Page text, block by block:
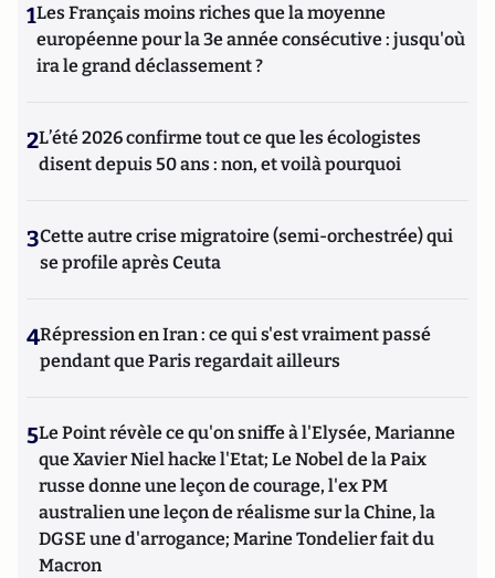
1Les Français moins riches que la moyenne
européenne pour la 3e année consécutive : jusqu'où
ira le grand déclassement ?
2L’été 2026 confirme tout ce que les écologistes
disent depuis 50 ans : non, et voilà pourquoi
3Cette autre crise migratoire (semi-orchestrée) qui
se profile après Ceuta
4Répression en Iran : ce qui s'est vraiment passé
pendant que Paris regardait ailleurs
5Le Point révèle ce qu'on sniffe à l'Elysée, Marianne
que Xavier Niel hacke l'Etat; Le Nobel de la Paix
russe donne une leçon de courage, l'ex PM
australien une leçon de réalisme sur la Chine, la
DGSE une d'arrogance; Marine Tondelier fait du
Macron